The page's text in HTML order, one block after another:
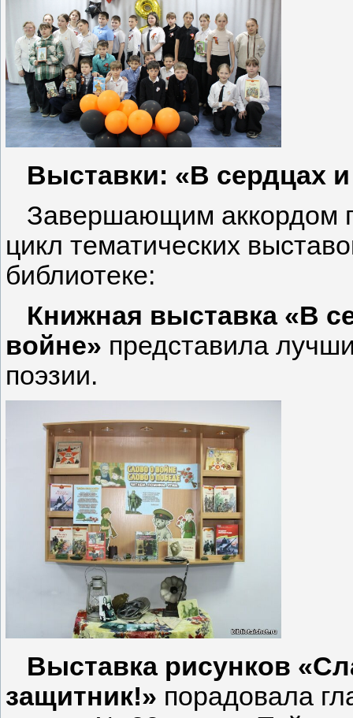
Выставки: «В сердцах
Завершающим аккордом
цикл тематических
библиотеке:
Книжная выставка «В
войне» представила
поэзии.
Выставка рисунков
защитник!» порадовала